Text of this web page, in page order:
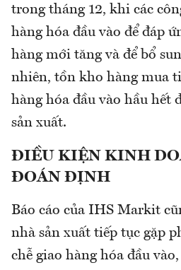
trong tháng 12, khi các
hàng hóa đầu vào để đáp
hàng mới tăng và để bổ
nhiên, tồn kho hàng mua
hàng hóa đầu vào hầu hết
sản xuất.
ĐIỀU KIỆN KINH
ĐOÁN ĐỊNH
Báo cáo của IHS Markit
nhà sản xuất tiếp tục gặp
chễ giao hàng hóa đầu